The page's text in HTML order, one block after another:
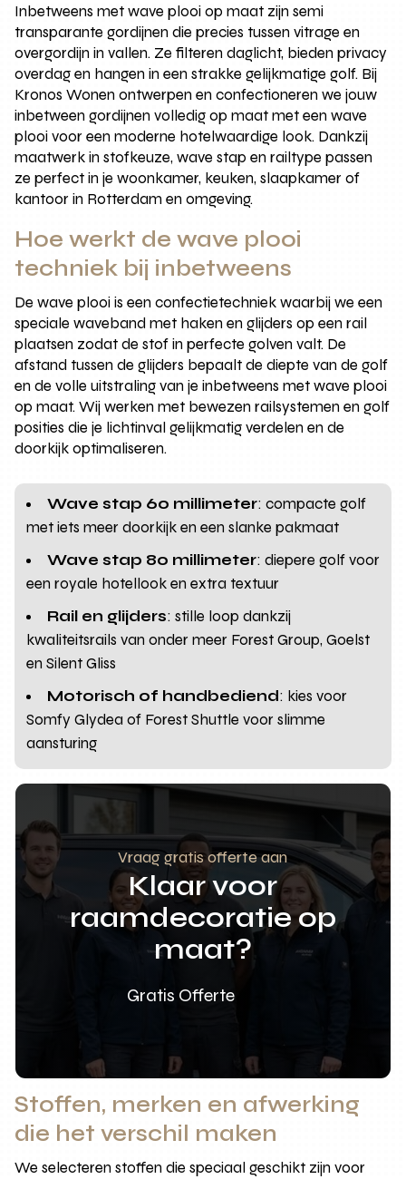
Inbetweens met wave plooi op maat zijn semi
transparante gordijnen die precies tussen vitrage en
overgordijn in vallen. Ze filteren daglicht, bieden privacy
overdag en hangen in een strakke gelijkmatige golf. Bij
Kronos Wonen ontwerpen en confectioneren we jouw
inbetween gordijnen volledig op maat met een wave
plooi voor een moderne hotelwaardige look. Dankzij
maatwerk in stofkeuze, wave stap en railtype passen
ze perfect in je woonkamer, keuken, slaapkamer of
kantoor in Rotterdam en omgeving.
Hoe werkt de wave plooi
techniek bij inbetweens
De wave plooi is een confectietechniek waarbij we een
speciale waveband met haken en glijders op een rail
plaatsen zodat de stof in perfecte golven valt. De
afstand tussen de glijders bepaalt de diepte van de golf
en de volle uitstraling van je inbetweens met wave plooi
op maat. Wij werken met bewezen railsystemen en golf
posities die je lichtinval gelijkmatig verdelen en de
doorkijk optimaliseren.
Wave stap 60 millimeter: compacte golf
met iets meer doorkijk en een slanke pakmaat
Wave stap 80 millimeter: diepere golf voor
een royale hotellook en extra textuur
Rail en glijders: stille loop dankzij
kwaliteitsrails van onder meer Forest Group, Goelst
en Silent Gliss
Motorisch of handbediend: kies voor
Somfy Glydea of Forest Shuttle voor slimme
aansturing
Vraag gratis offerte aan
Klaar voor
raamdecoratie op
maat?
Gratis Offerte
Stoffen, merken en afwerking
die het verschil maken
We selecteren stoffen die speciaal geschikt zijn voor